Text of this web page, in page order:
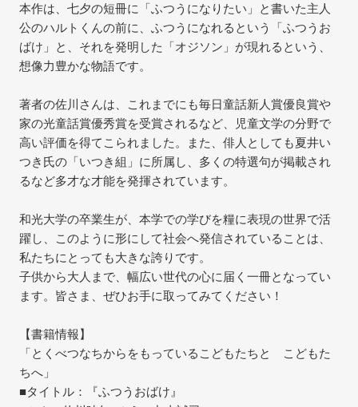
本作は、七夕の短冊に「ふつうになりたい」と書いた主人
公のハルトくんの前に、ふつうになれるという「ふつうお
ばけ」と、それを発明した「オジソン」が現れるという、
想像力豊かな物語です。
著者の佐川さんは、これまでにも毎日童話新人賞優良賞や
家の光童話賞優秀賞を受賞されるなど、児童文学の分野で
高い評価を得てこられました。また、俳人としても夏井い
つき氏の「いつき組」に所属し、多くの特選句が掲載され
るなど多才な才能を発揮されています。
和光大学の卒業生が、本学での学びを糧に表現の世界で活
躍し、このように形にして社会へ発信されていることは、
私たちにとっても大きな誇りです。
子供から大人まで、幅広い世代の心に届く一冊となってい
ます。皆さま、ぜひお手に取ってみてください！
【書籍情報】
「とくべつなちからをもっているこどもたちと こどもた
ちへ」
■タイトル：『ふつうおばけ』